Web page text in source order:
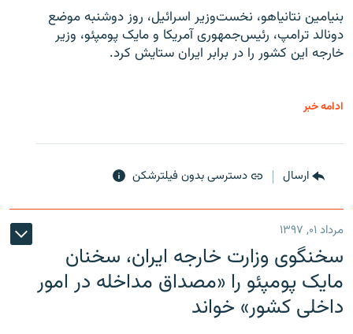
بنیامین نتانیاهو، نخست‌وزیر اسرائیل، روز دوشنبه موضع
دونالد ترامپ، رئیس‌جمهوری آمریکا و مایک پومپئو، وزیر
خارجه این کشور را در برابر ایران ستایش کرد.
ادامه خبر
ارسال دسترسی بدون فیلترشکن
مرداد ۰۱, ۱۳۹۷
سخنگوی وزارت خارجه ایران، سخنان
مایک پومپئو را «مصداق مداخله در امور
داخلی کشور» خواند